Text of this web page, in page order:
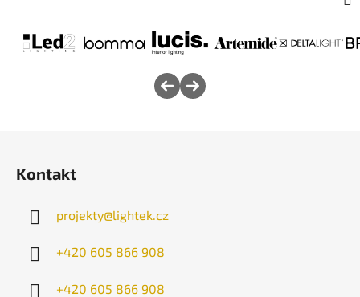
Kontakt
projekty@lightek.cz
+420 605 866 908
+420 605 866 908